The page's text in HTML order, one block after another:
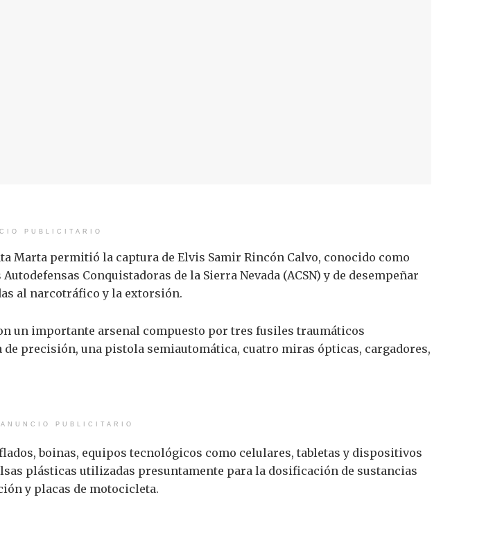
PUBLICITARIO
Marta permitió la captura de Elvis Samir Rincón Calvo, conocido como
Conquistadoras de la Sierra Nevada (ACSN) y de desempeñar
al narcotráfico y la extorsión.
un importante arsenal compuesto por tres fusiles traumáticos
precisión, una pistola semiautomática, cuatro miras ópticas, cargadores,
ANUNCIO PUBLICITARIO
boinas, equipos tecnológicos como celulares, tabletas y dispositivos
plásticas utilizadas presuntamente para la dosificación de sustancias
y placas de motocicleta.